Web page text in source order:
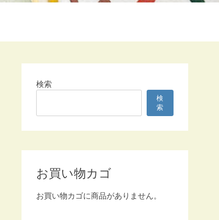
検索
検
索
お買い物カゴ
お買い物カゴに商品がありません。